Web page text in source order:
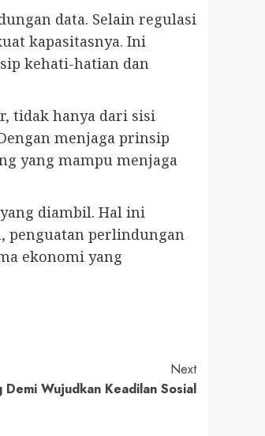
data. Selain regulasi
kapasitasnya. Ini
kehati-hatian dan
tidak hanya dari sisi
menjaga prinsip
yang mampu menjaga
diambil. Hal ini
penguatan perlindungan
ekonomi yang
Next
Wujudkan Keadilan Sosial